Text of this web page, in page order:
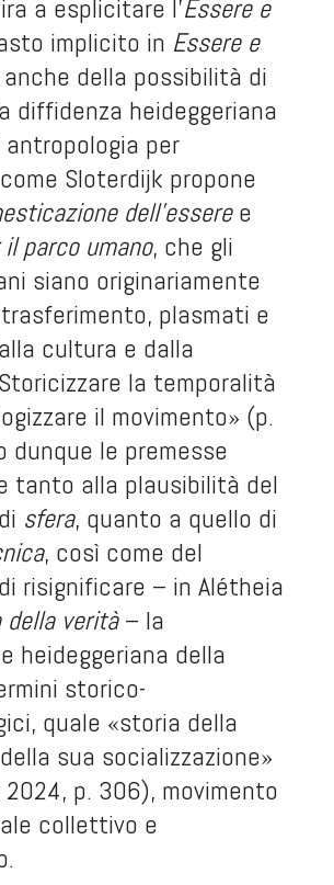
a esplicitare l’Essere e
implicito in Essere e
anche della possibilità di
diffidenza heideggeriana
per
Sloterdijk propone
dell’esseree
parco umano, che gli
siano originariamente
plasmati e
cultura e dalla
la temporalità
il movimento» (p.
dunque le premesse
tanto alla plausibilità del
sfera, quanto a quello di
, così come del
risignificare – in Alétheia
verità– la
heideggeriana della
storico-
quale «storia della
sua socializzazione»
p. 306), movimento
collettivo e